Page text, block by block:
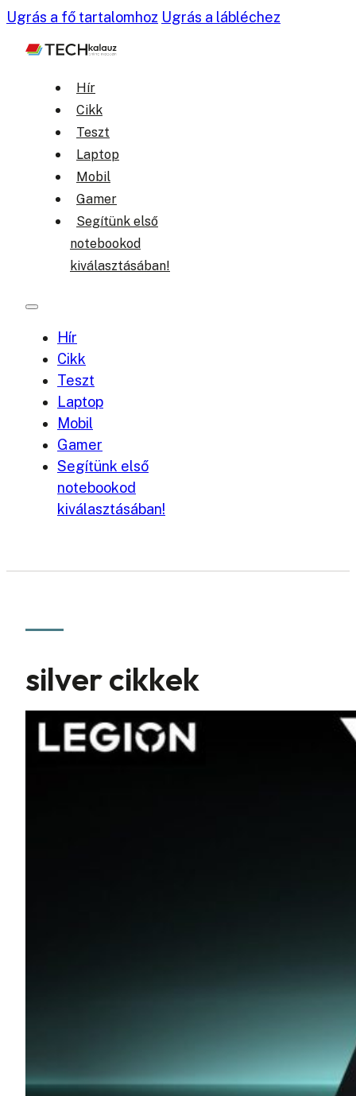
Ugrás a fő tartalomhoz Ugrás a lábléchez
Hír
Cikk
Teszt
Laptop
Mobil
Gamer
Segítünk első
notebookod
kiválasztásában!
Hír
Cikk
Teszt
Laptop
Mobil
Gamer
Segítünk első
notebookod
kiválasztásában!
silver cikkek